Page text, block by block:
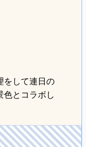
をして連日の
色とコラボし